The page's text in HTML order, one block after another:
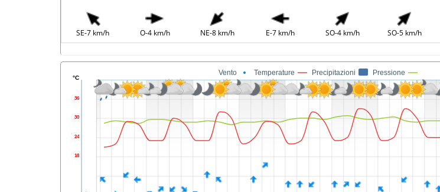
SE-7 km/h O-4 km/h NE-8 km/h E-7 km/h SO-4 km/h SO-5 km/h
°C
Pressione
Precipitazioni
Temperature
Vento
18
24
30
36